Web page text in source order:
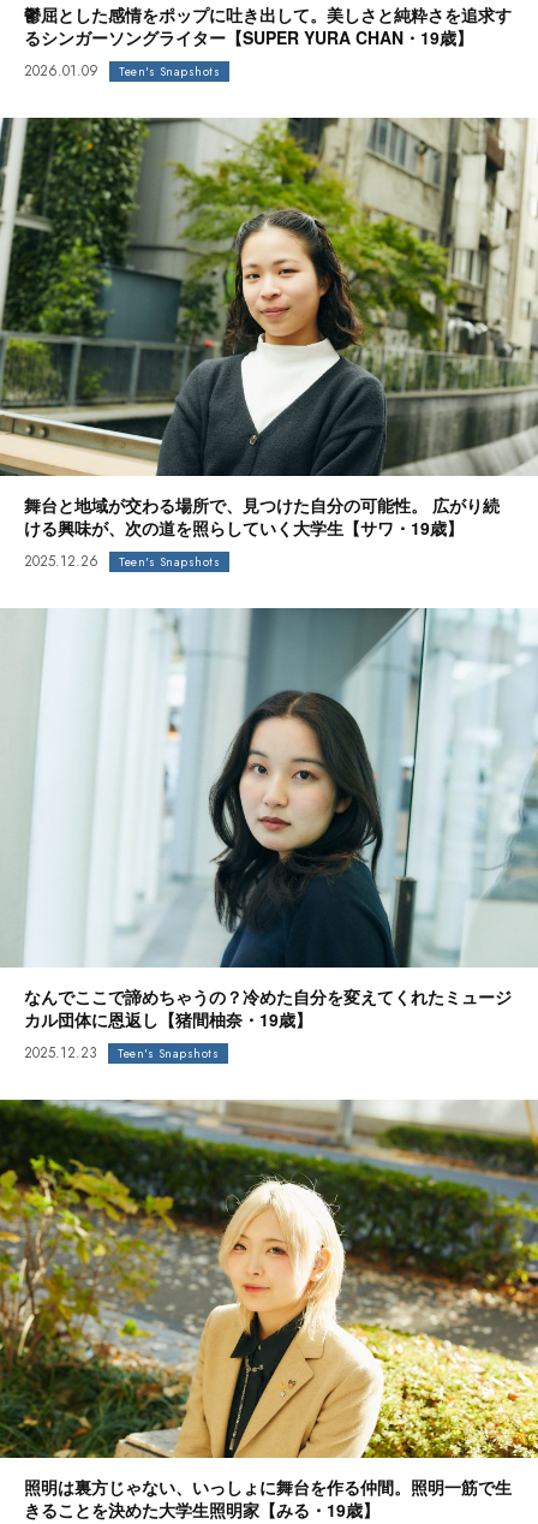
鬱屈とした感情をポップに吐き出して。美しさと純粋さを追求す
るシンガーソングライター【SUPER YURA CHAN・19歳】
2026.01.09 Teen's Snapshots
舞台と地域が交わる場所で、見つけた自分の可能性。 広がり続
ける興味が、次の道を照らしていく大学生【サワ・19歳】
2025.12.26 Teen's Snapshots
なんでここで諦めちゃうの？冷めた自分を変えてくれたミュージ
カル団体に恩返し【猪間柚奈・19歳】
2025.12.23 Teen's Snapshots
照明は裏方じゃない、いっしょに舞台を作る仲間。照明一筋で生
きることを決めた大学生照明家【みる・19歳】